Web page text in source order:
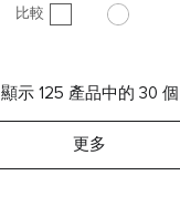
比較
顯示 125 產品中的 30 個
更多